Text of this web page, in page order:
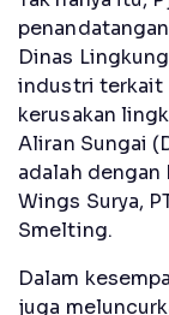
Dinas
industri terkait
kerusakan
Aliran Sungai
adalah dengan
Wings Surya,
Smelting.
Dalam
juga